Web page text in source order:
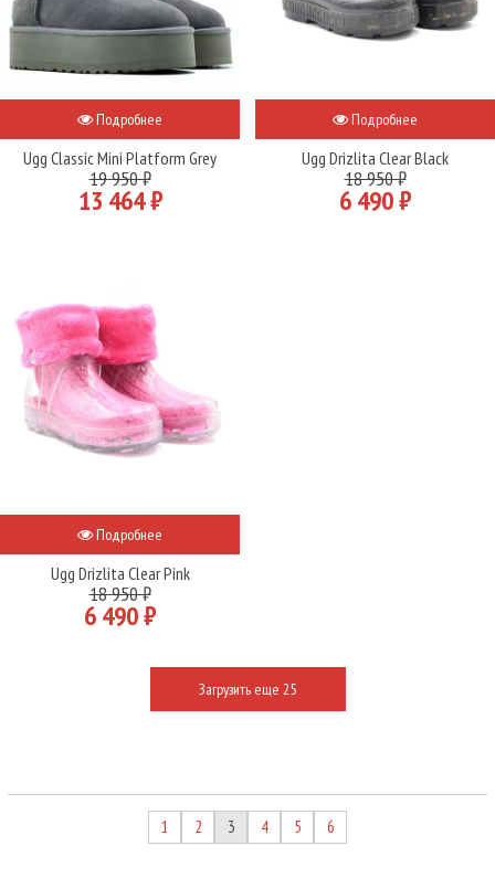
Подробнее
Ugg Classic Mini Platform Grey
19 950 ₽
13 464 ₽
Подробнее
Ugg Drizlita Clear Black
18 950 ₽
6 490 ₽
Подробнее
Ugg Drizlita Clear Pink
18 950 ₽
6 490 ₽
Загрузить еще 25
1 2 3 4 5 6